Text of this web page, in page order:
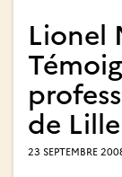
Lionel
de Lille
23 SEPTEMBRE